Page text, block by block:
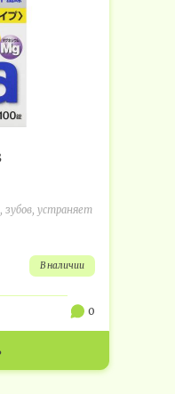
зубов, устраняет
в наличии
0